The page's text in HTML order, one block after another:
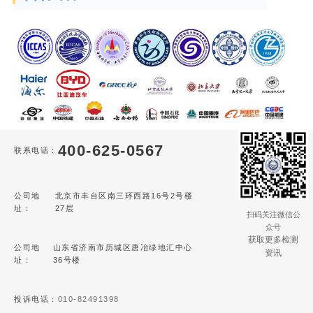
联系电话： 400-625-0567
公司地
址：
北京市丰台区南三环西路16号2号楼
27层
公司地
址：
山东省济南市历城区唐冶绿地汇中心
36号楼
投诉电话： 010-82491398
扫码关注微信公
众号
获取更多检测
资讯